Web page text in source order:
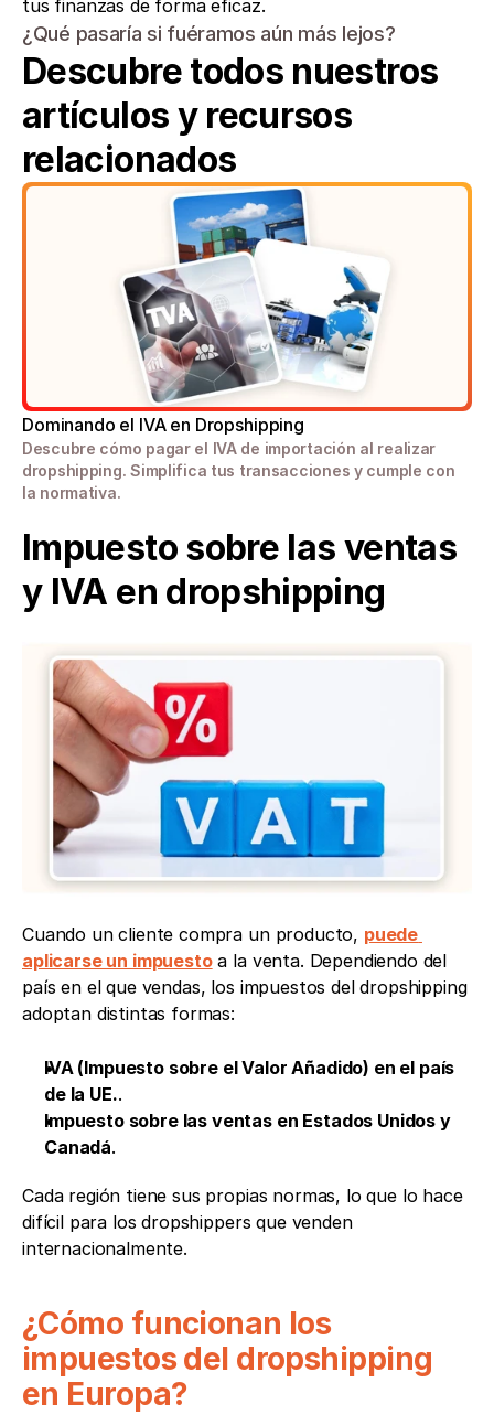
tus finanzas de forma eficaz.
¿Qué pasaría si fuéramos aún más lejos?
Descubre todos nuestros
artículos y recursos
relacionados
Dominando el IVA en Dropshipping
Descubre cómo pagar el IVA de importación al realizar
dropshipping. Simplifica tus transacciones y cumple con
la normativa.
Impuesto sobre las ventas
y IVA en dropshipping
Cuando un cliente compra un producto, puede
aplicarse un impuesto a la venta. Dependiendo del
país en el que vendas, los impuestos del dropshipping
adoptan distintas formas:
IVA (Impuesto sobre el Valor Añadido) en el país
de la UE..
Impuesto sobre las ventas en Estados Unidos y
Canadá.
Cada región tiene sus propias normas, lo que lo hace
difícil para los dropshippers que venden
internacionalmente.
¿Cómo funcionan los
impuestos del dropshipping
en Europa?